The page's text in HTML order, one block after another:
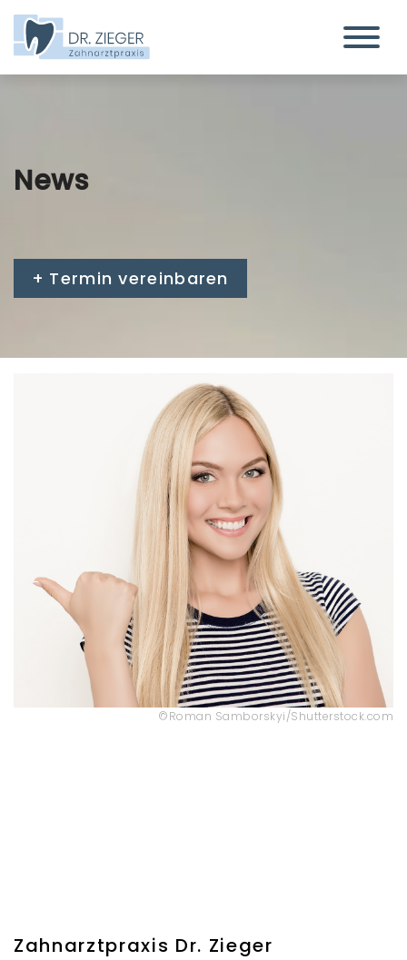
News
Termin vereinbaren
©Roman Samborskyi/Shutterstock.com
Zahnarztpraxis Dr. Zieger